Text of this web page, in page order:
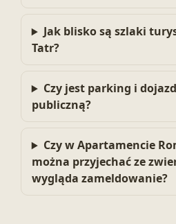
Jak blisko są szlaki
Tatr?
Czy jest parking i
publiczną?
Czy w Apartamencie
można przyjechać ze
wygląda zameldowanie?